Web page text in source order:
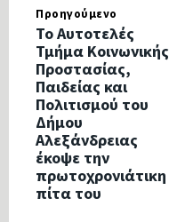
Προηγούμενο
Το Αυτοτελές
Τμήμα Κοινωνικής
Προστασίας,
Παιδείας και
Πολιτισμού του
Δήμου
Αλεξάνδρειας
έκοψε την
πρωτοχρονιάτικη
πίτα του